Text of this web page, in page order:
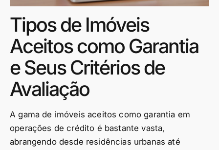
Tipos de Imóveis
Aceitos como Garantia
e Seus Critérios de
Avaliação
A gama de imóveis aceitos como garantia em
operações de crédito é bastante vasta,
abrangendo desde residências urbanas até